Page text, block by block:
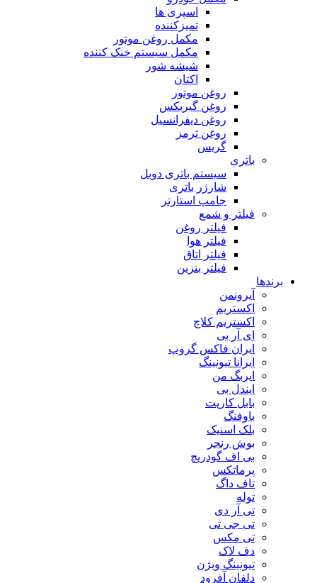
اسپری ها
تمیزکننده
مکمل روغن موتور
مکمل سیستم خنک کننده
شیشه شور
اکتان
روغن موتور
روغن گیربکس
روغن دیفرانسیل
روغن ترمز
گریس
باتری
سیستم باتری دوبل
شارژر باتری
جامپ استارتر
فیلتر و شمع
فیلتر روغن
فیلتر هوا
فیلتر اتاق
فیلتر بنزین
برندها
آیرونمن
اکستریم
اکستریم کلاچ
ای آر بی
ایران فاکس گروپ
ایرانا تیونینگ
ایربگ من
ایندل بی
بابل کارپت
باوفنگ
بلک اسنیک
بوش رنجر
بی اف گودریچ
پرماتکس
تاف داگ
توله
تی آر دی
تی جی تی
تی مکس
دف لاک
تیونینگ ویژن
دلفان آفرود